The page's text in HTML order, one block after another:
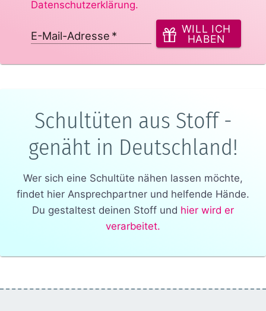
Datenschutzerklärung.
E-Mail-Adresse *
WILL ICH
HABEN
Schultüten aus Stoff -
genäht in Deutschland!
Wer sich eine Schultüte nähen lassen möchte,
findet hier Ansprechpartner und helfende Hände.
Du gestaltest deinen Stoff und hier wird er
verarbeitet.